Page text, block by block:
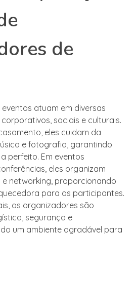
de
atuam em diversas
sociais e culturais.
eles cuidam da
e fotografia, garantindo
perfeito. Em eventos
eles organizam
networking, proporcionando
para os participantes.
os organizadores são
segurança e
um ambiente agradável para